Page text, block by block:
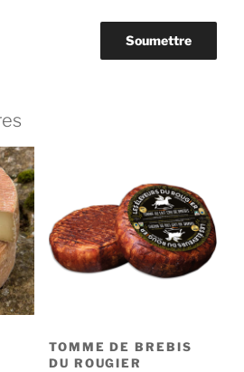
TOMME DE BREBIS
DU ROUGIER